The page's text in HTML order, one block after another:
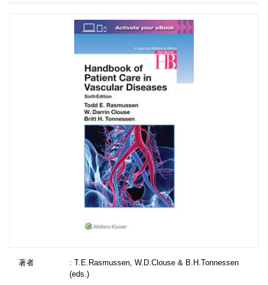
著者
: T.E.Rasmussen, W.D.Clouse & B.H.Tonnessen
(eds.)